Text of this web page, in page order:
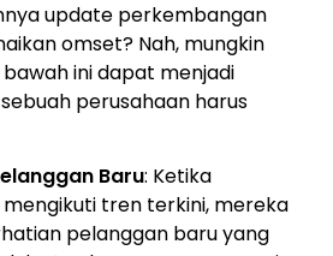
update perkembangan
omset? Nah, mungkin
ini dapat menjadi
perusahaan harus
Baru: Ketika
tren terkini, mereka
pelanggan baru yang